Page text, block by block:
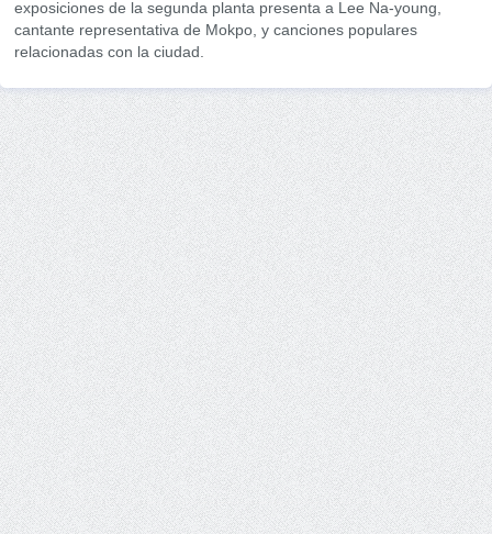
exposiciones de la segunda planta presenta a Lee Na-young,
cantante representativa de Mokpo, y canciones populares
relacionadas con la ciudad.